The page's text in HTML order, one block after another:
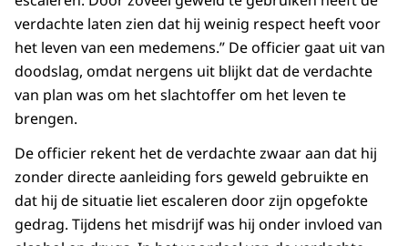
verdachte laten zien dat hij weinig respect heeft voor
het leven van een medemens.” De officier gaat uit van
doodslag, omdat nergens uit blijkt dat de verdachte
van plan was om het slachtoffer om het leven te
brengen.
De officier rekent het de verdachte zwaar aan dat hij
zonder directe aanleiding fors geweld gebruikte en
dat hij de situatie liet escaleren door zijn opgefokte
gedrag. Tijdens het misdrijf was hij onder invloed van